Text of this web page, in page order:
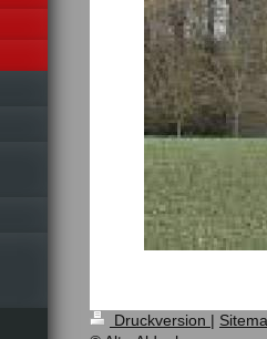
Druckversion |